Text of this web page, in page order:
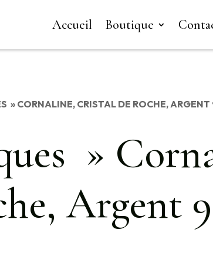
Accueil Boutique
» CORNALINE, CRISTAL DE ROCHE, ARGENT
»
Argent